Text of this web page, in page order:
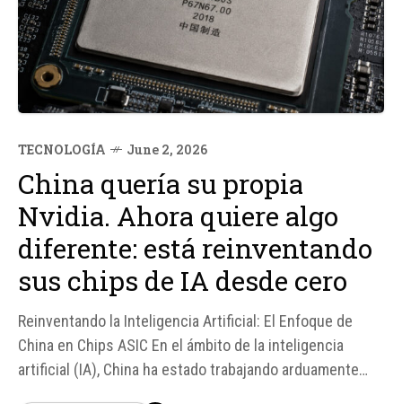
TECNOLOGÍA June 2, 2026
China quería su propia
Nvidia. Ahora quiere algo
diferente: está reinventando
sus chips de IA desde cero
Reinventando la Inteligencia Artificial: El Enfoque de
China en Chips ASIC En el ámbito de la inteligencia
artificial (IA), China ha estado trabajando arduamente